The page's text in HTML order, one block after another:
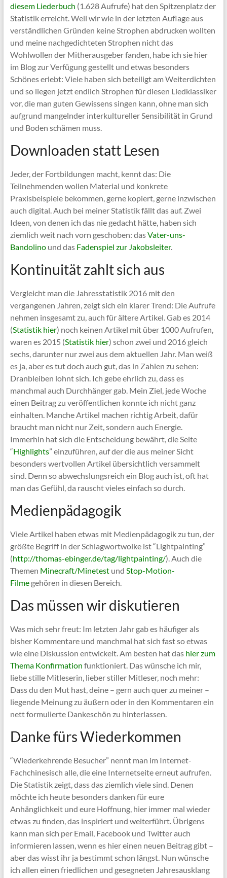
diesem Liederbuch (1.628 Aufrufe) hat den Spitzenplatz der
Statistik erreicht. Weil wir wie in der letzten Auflage aus
verständlichen Gründen keine Strophen abdrucken wollten
und meine nachgedichteten Strophen nicht das
Wohlwollen der Mitherausgeber fanden, habe ich sie hier
im Blog zur Verfügung gestellt und etwas besonders
Schönes erlebt: Viele haben sich beteiligt am Weiterdichten
und so liegen jetzt endlich Strophen für diesen Liedklassiker
vor, die man guten Gewissens singen kann, ohne man sich
aufgrund mangelnder interkultureller Sensibilität in Grund
und Boden schämen muss.
Downloaden statt Lesen
Jeder, der Fortbildungen macht, kennt das: Die
Teilnehmenden wollen Material und konkrete
Praxisbeispiele bekommen, gerne kopiert, gerne inzwischen
auch digital. Auch bei meiner Statistik fällt das auf. Zwei
Ideen, von denen ich das nie gedacht hätte, haben sich
ziemlich weit nach vorn geschoben: dasVater-uns-
Bandolinound das Fadenspiel zur Jakobsleiter.
Kontinuität zahlt sich aus
Vergleicht man die Jahresstatistik 2016 mit den
vergangenen Jahren, zeigt sich ein klarer Trend: Die Aufrufe
nehmen insgesamt zu, auch für ältere Artikel. Gab es 2014
(Statistik hier) noch keinen Artikel mit über 1000 Aufrufen,
waren es 2015 (Statistik hier) schon zwei und 2016 gleich
sechs, darunter nur zwei aus dem aktuellen Jahr. Man weiß
es ja, aber es tut doch auch gut, das in Zahlen zu sehen:
Dranbleiben lohnt sich. Ich gebe ehrlich zu, dass es
manchmal auch Durchhänger gab. Mein Ziel, jede Woche
einen Beitrag zu veröffentlichen konnte ich nicht ganz
einhalten. Manche Artikel machen richtig Arbeit, dafür
braucht man nicht nur Zeit, sondern auch Energie.
Immerhin hat sich die Entscheidung bewährt, die Seite
“Highlights” einzuführen, auf der die aus meiner Sicht
besonders wertvollen Artikel übersichtlich versammelt
sind. Denn so abwechslungsreich ein Blog auch ist, oft hat
man das Gefühl, da rauscht vieles einfach so durch.
Medienpädagogik
Viele Artikel haben etwas mit Medienpädagogik zu tun, der
größte Begriff in der Schlagwortwolke ist “Lightpainting”
(http://thomas-ebinger.de/tag/lightpainting/). Auch die
Themen Minecraft/Minetestund Stop-Motion-
Filmegehören in diesen Bereich.
Das müssen wir diskutieren
Was mich sehr freut: Im letzten Jahr gab es häufiger als
bisher Kommentare und manchmal hat sich fast so etwas
wie eine Diskussion entwickelt. Am besten hat das hier zum
Thema Konfirmation funktioniert. Das wünsche ich mir,
liebe stille Mitleserin, lieber stiller Mitleser, noch mehr:
Dass du den Mut hast, deine – gern auch quer zu meiner –
liegende Meinung zu äußern oder in den Kommentaren ein
nett formulierte Dankeschön zu hinterlassen.
Danke fürs Wiederkommen
“Wiederkehrende Besucher” nennt man im Internet-
Fachchinesisch alle, die eine Internetseite erneut aufrufen.
Die Statistik zeigt, dass das ziemlich viele sind. Denen
möchte ich heute besonders danken für eure
Anhänglichkeit und eure Hoffnung, hier immer mal wieder
etwas zu finden, das inspiriert und weiterführt. Übrigens
kann man sich per Email, Facebook und Twitter auch
informieren lassen, wenn es hier einen neuen Beitrag gibt –
aber das wisst ihr ja bestimmt schon längst. Nun wünsche
ich allen einen friedlichen und gesegneten Jahresausklang